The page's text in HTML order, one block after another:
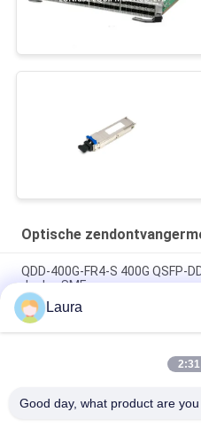
Optische
QDD-400G-FR4-S 400G QSFP-
duplex SMF
QDD-400G-DR4-S 400G QSFP-
Duplex SMF
QDD-400G-LR4-S 400G QSFP-
Laura
2:31
Good day, what product are